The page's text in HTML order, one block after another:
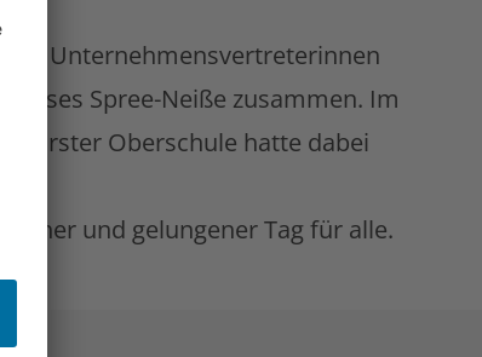
Unternehmensvertreterinnen
Spree-Neiße zusammen. Im
Forster Oberschule hatte dabei
und gelungener Tag für alle.